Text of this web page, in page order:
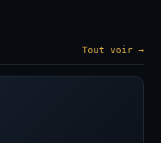
Tout voir →